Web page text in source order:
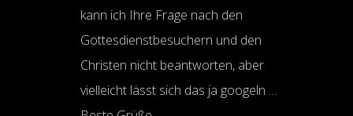
kann ich Ihre Frage nach den
Gottesdienstbesuchern und den
Christen nicht beantworten, aber
vielleicht lässt sich das ja googeln …